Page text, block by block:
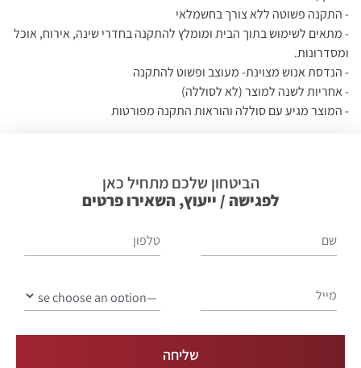
- התקנה פשוטה ללא צורך בחשמלאי
- מתאים לשימוש בתוך הבית ומומלץ להתקנה בחדרי שינה, אירוח, אוכל
ומסדרונות.
- הנדסת אנוש מצוינת- מעוצב ופשוט להתקנה
- אחריות לשנה למוצר (לא לסוללה)
- המוצר מגיע עם סוללה והוראות התקנה מפורטות
הביטחון שלכם מתחיל כאן
לפגישה / ייעוץ, השאירו פרטים